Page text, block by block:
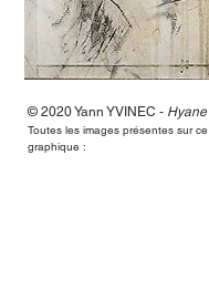
Hyane,Yann
© 2020 Yann YVINEC - Hyane
Toutes les images présentes sur
graphique :